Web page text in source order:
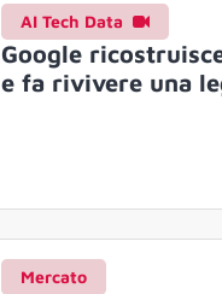
AI Tech Data
Google
e fa rivivere una
Mercato